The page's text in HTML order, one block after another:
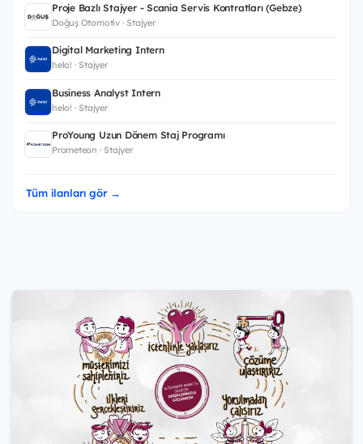
Proje Bazlı Stajyer - Scania Servis Kontratları (Gebze)
Doğuş Otomotiv · Stajyer
Digital Marketing Intern
helo! · Stajyer
Business Analyst Intern
helo! · Stajyer
ProYoung Uzun Dönem Staj Programı
Prometeon · Stajyer
Tüm ilanları gör →